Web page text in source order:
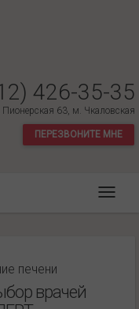
426-35-35
Пионерская 63, м. Чкаловская
ПЕРЕЗВОНИТЕ МНЕ
печени
врачей